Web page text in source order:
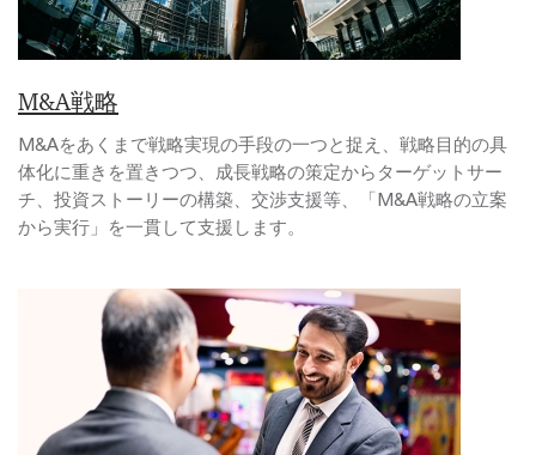
M&A戦略
M&Aをあくまで戦略実現の手段の一つと捉え、戦略目的の具
体化に重きを置きつつ、成長戦略の策定からターゲットサー
チ、投資ストーリーの構築、交渉支援等、「M&A戦略の立案
から実行」を一貫して支援します。